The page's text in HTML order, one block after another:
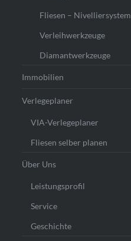
Fliesen – Nivelliersystem
Verleihwerkzeuge
Diamantwerkzeuge
Immobilien
Verlegeplaner
VIA-Verlegeplaner
Fliesen selber planen
Über Uns
Leistungsprofil
Service
Geschichte